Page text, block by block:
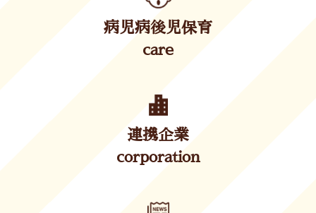
病児病後児保育
care
連携企業
corporation